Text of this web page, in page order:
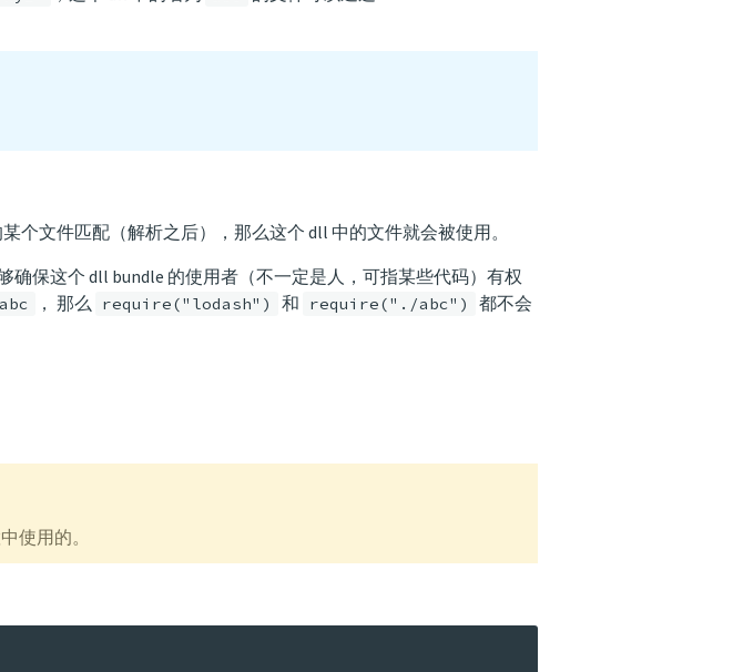
个文件匹配（解析之后），那么这个 dll 中的文件就会被使用。
保这个 dll bundle 的使用者（不一定是人，可指某些代码）有权
abc ， 那么 require("lodash") 和 require("./abc")
都不会
使用的。